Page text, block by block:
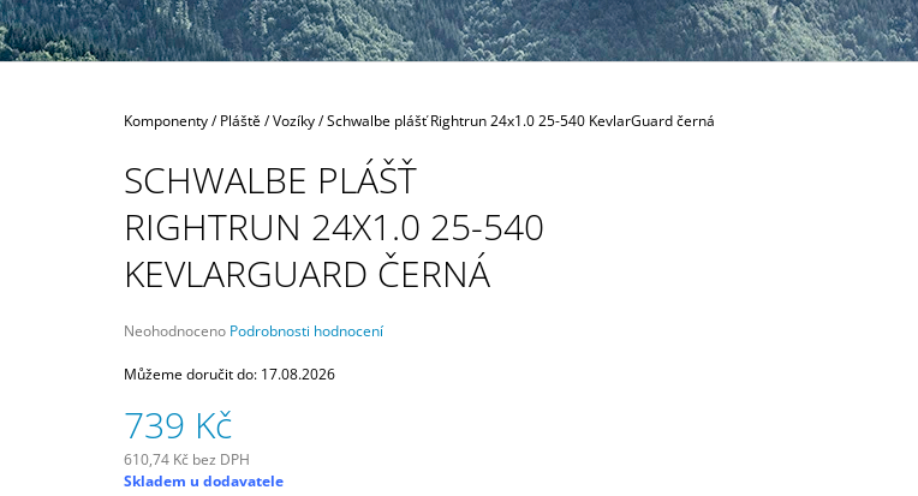
Domů
Komponenty/ Pláště/Vozíky/Schwalbe plášť Rightrun 24x1.0 25-540 KevlarGuard černá
SCHWALBE PLÁŠŤ
RIGHTRUN 24X1.0 25-540
KEVLARGUARD ČERNÁ
Průměrné
produktu
0,0
5
hvězdiček.
Neohodnoceno Podrobnosti hodnocení
Můžeme doručit do: 17.08.2026
739 Kč
610,74 Kč bez DPH
Měrná
Skladem u dodavatele
300 Kč